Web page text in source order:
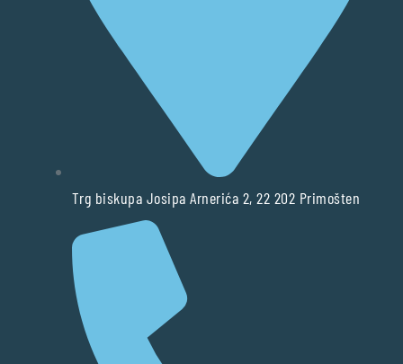
Trg biskupa Josipa Arnerića 2, 22 202 Primošten